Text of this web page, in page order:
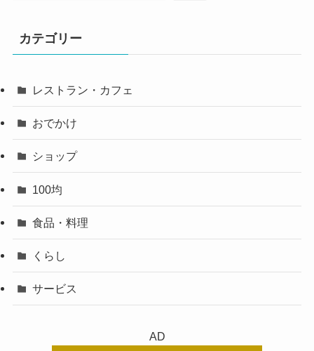
カテゴリー
レストラン・カフェ
おでかけ
ショップ
100均
食品・料理
くらし
サービス
AD